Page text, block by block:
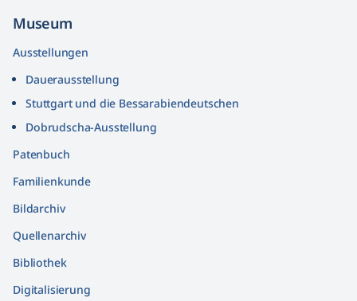
Museum
Ausstellungen
Dauerausstellung
Stuttgart und die Bessarabiendeutschen
Dobrudscha­-Ausstellung
Patenbuch
Familienkunde
Bildarchiv
Quellenarchiv
Bibliothek
Digitalisierung